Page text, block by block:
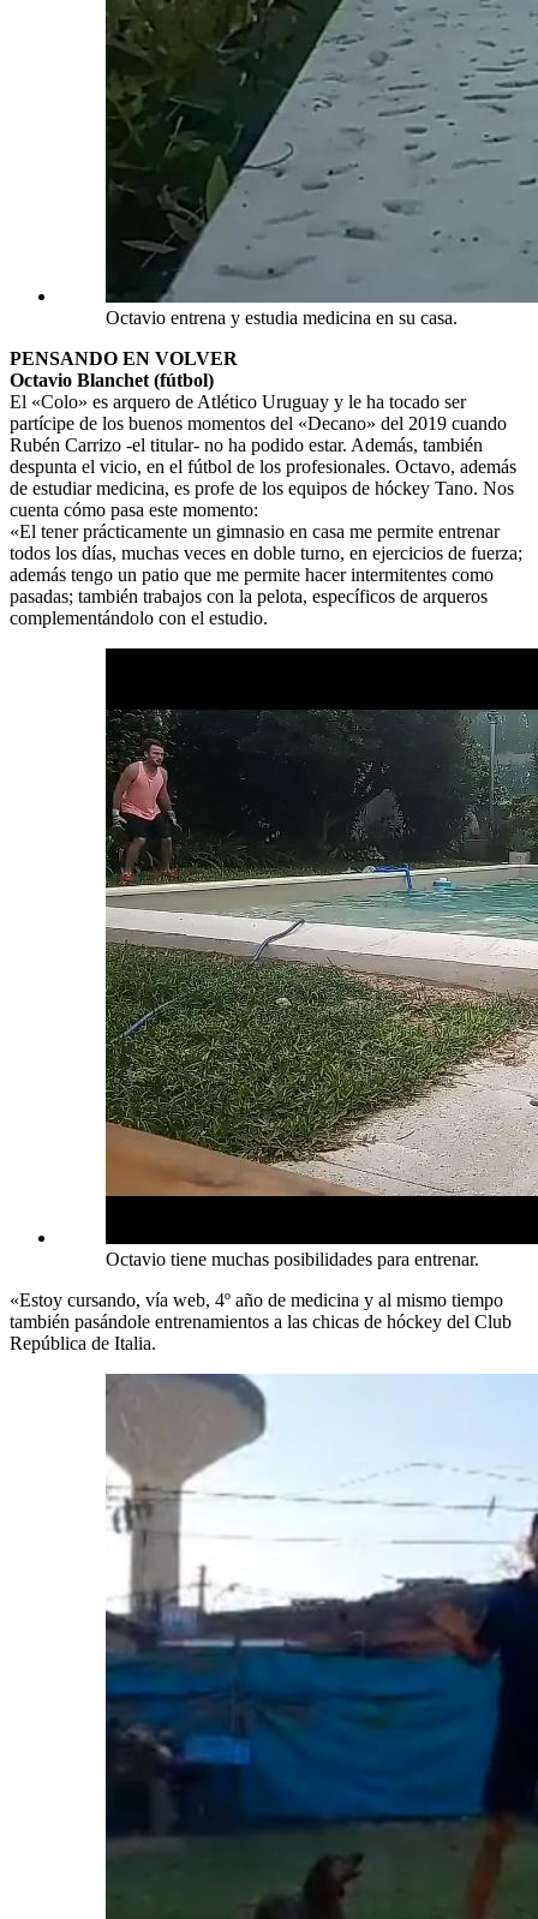
Octavio entrena y estudia medicina en su casa.
PENSANDO EN VOLVER
Octavio Blanchet (fútbol)
El «Colo» es arquero de Atlético Uruguay y le ha tocado ser
partícipe de los buenos momentos del «Decano» del 2019 cuando
Rubén Carrizo -el titular- no ha podido estar. Además, también
despunta el vicio, en el fútbol de los profesionales. Octavo, además
de estudiar medicina, es profe de los equipos de hóckey Tano. Nos
cuenta cómo pasa este momento:
«El tener prácticamente un gimnasio en casa me permite entrenar
todos los días, muchas veces en doble turno, en ejercicios de fuerza;
además tengo un patio que me permite hacer intermitentes como
pasadas; también trabajos con la pelota, específicos de arqueros
complementándolo con el estudio.
Octavio tiene muchas posibilidades para entrenar.
«Estoy cursando, vía web, 4º año de medicina y al mismo tiempo
también pasándole entrenamientos a las chicas de hóckey del Club
República de Italia.